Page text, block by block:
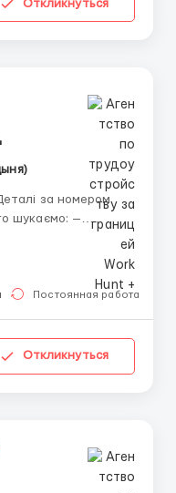
Откликнуться
шукаємо: —
2): &em...
Постоянная работа
Откликнуться